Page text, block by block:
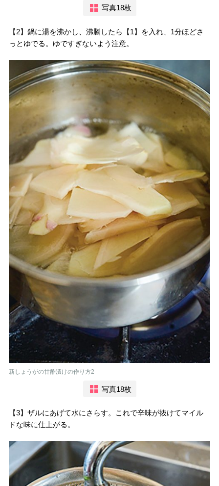
写真18枚
【2】鍋に湯を沸かし、沸騰したら【1】を入れ、1分ほどさ
っとゆでる。ゆですぎないよう注意。
新しょうがの甘酢漬けの作り方2
写真18枚
【3】ザルにあげて水にさらす。これで辛味が抜けてマイル
ドな味に仕上がる。